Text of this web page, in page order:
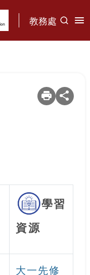
教務處
學習
資源
大一先修